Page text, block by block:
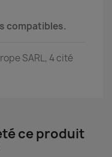
compatibles.
SARL, 4 cité
ce produit